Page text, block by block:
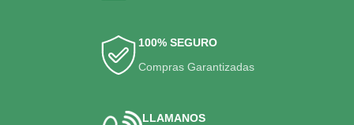
100% SEGURO
Compras Garantizadas
LLAMANOS